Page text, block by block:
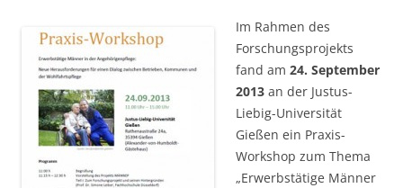
Im Rahmen des
Forschungsprojekts
fand am 24. September
2013 an der Justus-
Liebig-Universität
Gießen ein Praxis-
Workshop zum Thema
„Erwerbstätige Männer